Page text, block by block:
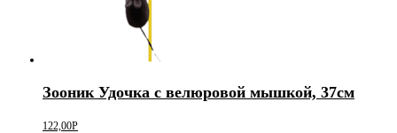
Зооник Удочка с велюровой мышкой, 37см
122,00Р